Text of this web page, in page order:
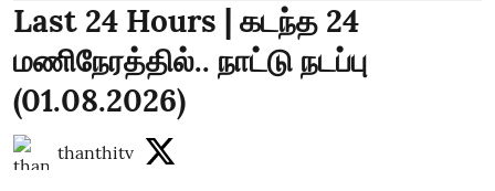
Last 24 Hours | கடந்த 24
மணிநேரத்தில்.. நாட்டு நடப்பு
(01.08.2026)
thanthitv